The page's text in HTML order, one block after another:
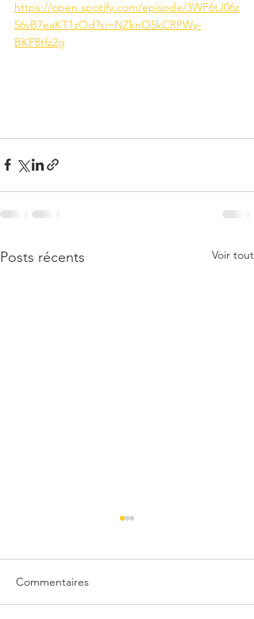
https://open.spotify.com/episode/3WF6tJ06z
56vB7eaKT1zOd?si=NZknO5kCRPWy-
BKF8tfz2g
Posts récents Voir tout
Commentaires